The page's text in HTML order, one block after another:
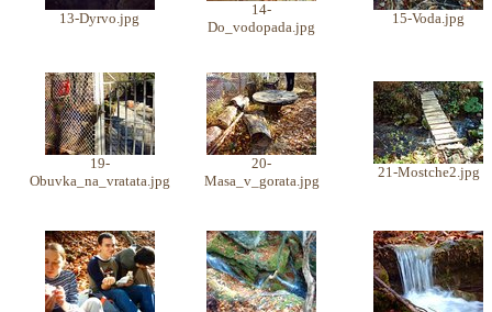
13-Dyrvo.jpg
14-
Do_vodopada.jpg
15-Voda.jpg
19-
Obuvka_na_vratata.jpg
20-
Masa_v_gorata.jpg
21-Mostche2.jpg